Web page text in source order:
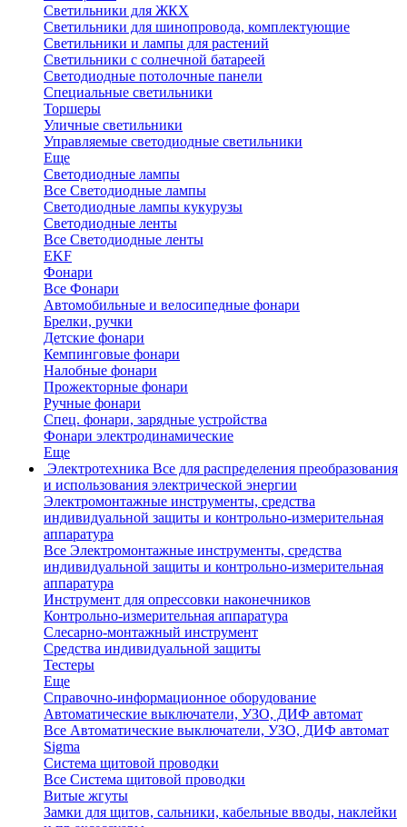
Светильники для ЖКХ
Светильники для шинопровода, комплектующие
Светильники и лампы для растений
Светильники с солнечной батареей
Светодиодные потолочные панели
Специальные светильники
Торшеры
Уличные светильники
Управляемые светодиодные светильники
Еще
Светодиодные лампы
Все Светодиодные лампы
Светодиодные лампы кукурузы
Светодиодные ленты
Все Светодиодные ленты
EKF
Фонари
Все Фонари
Автомобильные и велосипедные фонари
Брелки, ручки
Детские фонари
Кемпинговые фонари
Налобные фонари
Прожекторные фонари
Ручные фонари
Спец. фонари, зарядные устройства
Фонари электродинамические
Еще
Электротехника Все для распределения преобразования
и использования электрической энергии
Электромонтажные инструменты, средства
индивидуальной защиты и контрольно-измерительная
аппаратура
Все Электромонтажные инструменты, средства
индивидуальной защиты и контрольно-измерительная
аппаратура
Инструмент для опрессовки наконечников
Контрольно-измерительная аппаратура
Слесарно-монтажный инструмент
Средства индивидуальной защиты
Тестеры
Еще
Справочно-информационное оборудование
Автоматические выключатели, УЗО, ДИФ автомат
Все Автоматические выключатели, УЗО, ДИФ автомат
Sigma
Система щитовой проводки
Все Система щитовой проводки
Витые жгуты
Замки для щитов, сальники, кабельные вводы, наклейки